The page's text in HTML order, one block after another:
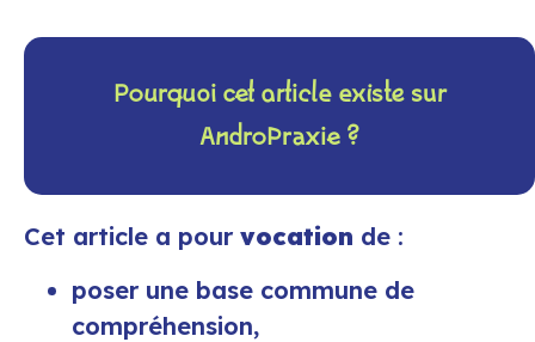
Pourquoi cet article existe sur
AndroPraxie ?
Cet article a pour vocation de :
poser une base commune de
compréhension,